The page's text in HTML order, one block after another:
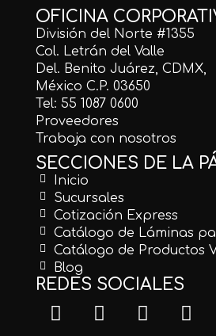
OFICINA
División del Norte #1355
Col. Letrán del Valle
Del. Benito Juárez, CDMX,
México C.P. 03650
Tel: 55 1087 0600
Proveedores
Trabaja con nosotros
SECCIONES DE LA
Inicio
Sucursales
Cotización Express
Catálogo de Láminas
Catálogo de Productos
Blog
REDES SOCIALES